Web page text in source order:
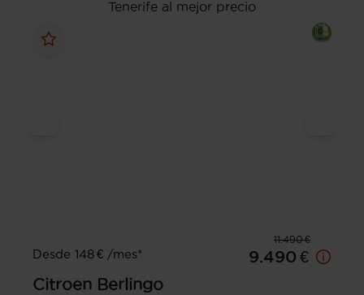
Tenerife al mejor precio
11.490 €
Desde 148 € /mes*
9.490 €
Citroen Berlingo